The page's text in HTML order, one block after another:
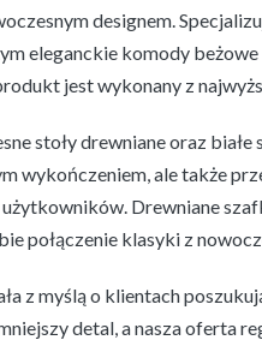
designem.
eleganckie komody
jest wykonany z
stoły drewniane oraz
wykończeniem, ale także
użytkowników. Drewniane
połączenie klasyki z
z myślą o klientach
detal, a nasza oferta